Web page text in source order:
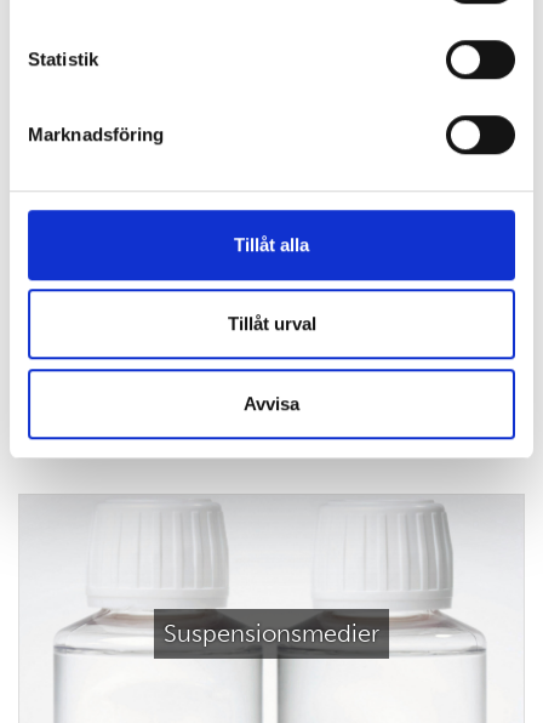
Statistik
Marknadsföring
Tillåt alla
Tillåt urval
Avvisa
Antisera & testceller glasteknik
Suspensionsmedier